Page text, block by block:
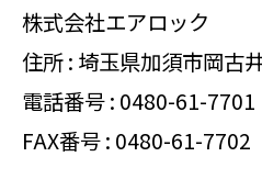
株式会社エアロック
住所 : 埼玉県加須市岡古
電話番号 : 0480-61-7701
FAX番号 : 0480-61-7702